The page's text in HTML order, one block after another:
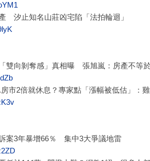
汐止知名山莊凶宅陷「法拍輪迴」
雙向剝奪感」真相曝 張旭嵐：房產不等
市2倍就休息？專家點「漲幅被低估」：
案3年暴增66％ 集中3大爭議地雷